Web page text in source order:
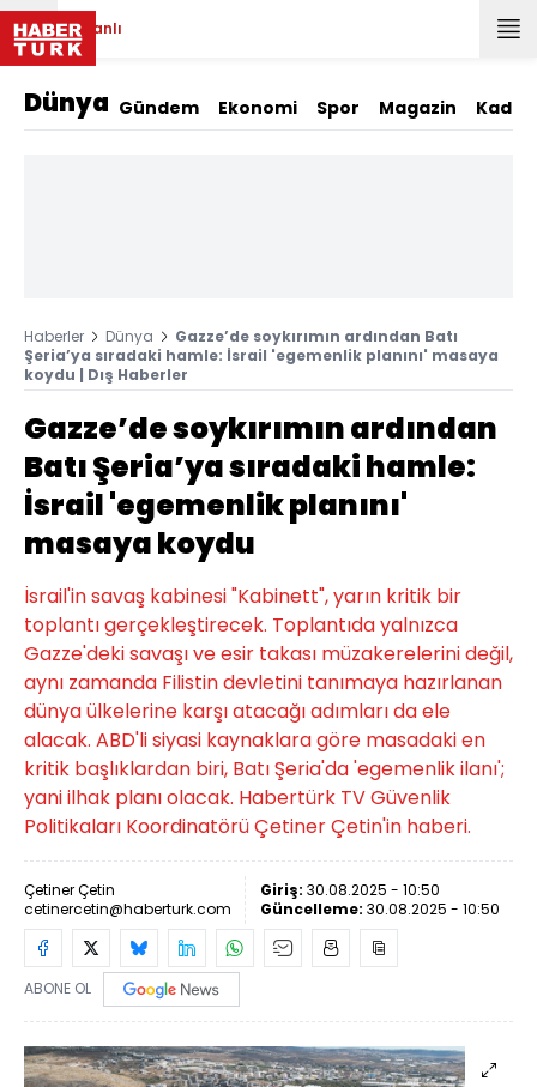
Canlı
Dünya Gündem Ekonomi Spor Magazin Kadın
Haberler Dünya
Gazze’de soykırımın ardından Batı
Şeria’ya sıradaki hamle: İsrail 'egemenlik planını' masaya
koydu | Dış Haberler
Gazze’de soykırımın ardından
Batı Şeria’ya sıradaki hamle:
İsrail 'egemenlik planını'
masaya koydu
İsrail'in savaş kabinesi "Kabinett", yarın kritik bir
toplantı gerçekleştirecek. Toplantıda yalnızca
Gazze'deki savaşı ve esir takası müzakerelerini değil,
aynı zamanda Filistin devletini tanımaya hazırlanan
dünya ülkelerine karşı atacağı adımları da ele
alacak. ABD'li siyasi kaynaklara göre masadaki en
kritik başlıklardan biri, Batı Şeria'da 'egemenlik ilanı';
yani ilhak planı olacak. Habertürk TV Güvenlik
Politikaları Koordinatörü Çetiner Çetin'in haberi.
Çetiner Çetin
cetinercetin@haberturk.com
Giriş: 30.08.2025 - 10:50
Güncelleme: 30.08.2025 - 10:50
ABONE OL